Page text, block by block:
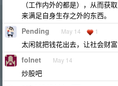
（工作内外的都是），从而获
来满足自身生存之外的东西。
Pending May 14 1
太闲就把钱花出去，让社会财富
folnet May 14
炒股吧